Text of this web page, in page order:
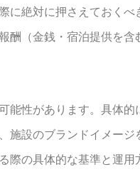
に絶対に押さえておく
酬（金銭・宿泊提供を
能性があります。具体
施設のブランドイメー
の具体的な基準と運用